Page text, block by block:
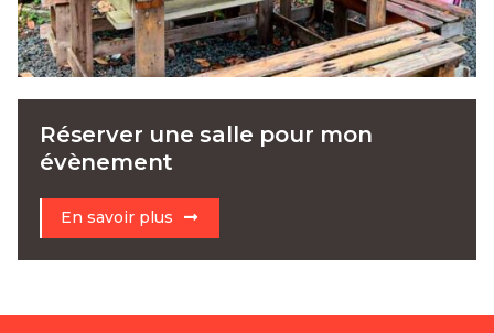
Réserver une salle pour mon
évènement
En savoir plus